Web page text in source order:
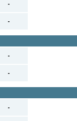
-
-
-
-
-